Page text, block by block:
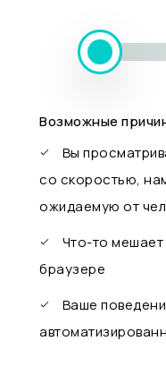
Возможные
Вы
со скоростью,
ожидаемую от
Что-то
браузере
Ваше